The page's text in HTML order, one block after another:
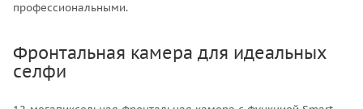
профессиональными.
Фронтальная камера для идеальных
селфи